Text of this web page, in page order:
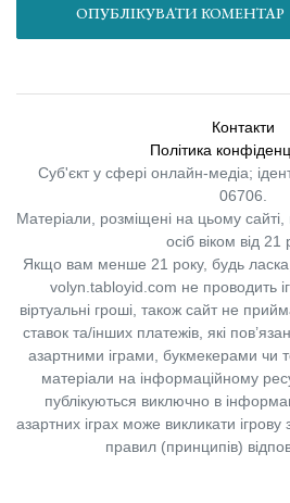
ОПУБЛІКУВАТИ КОМЕНТАР
Контакти
Політика
Суб'єкт у сфері онлайн-медіа;
06706.
Матеріали, розміщені на цьому
осіб віком від 21
Якщо вам менше 21 року, будь
volyn.tabloyid.com не проводить
віртуальні гроші, також сайт не
ставок та/інших платежів, які
азартними іграми, букмекерами чи
матеріали на інформаційному
публікуються виключно в
азартних іграх може викликати
правил (принципів)